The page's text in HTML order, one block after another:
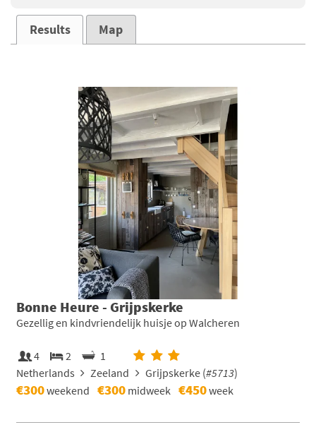
Results Map
Bonne Heure - Grijpskerke
Gezellig en kindvriendelijk huisje op Walcheren
4 2
1
Netherlands
Zeeland Grijpskerke (#5713)
€300weekend €300 midweek €450week